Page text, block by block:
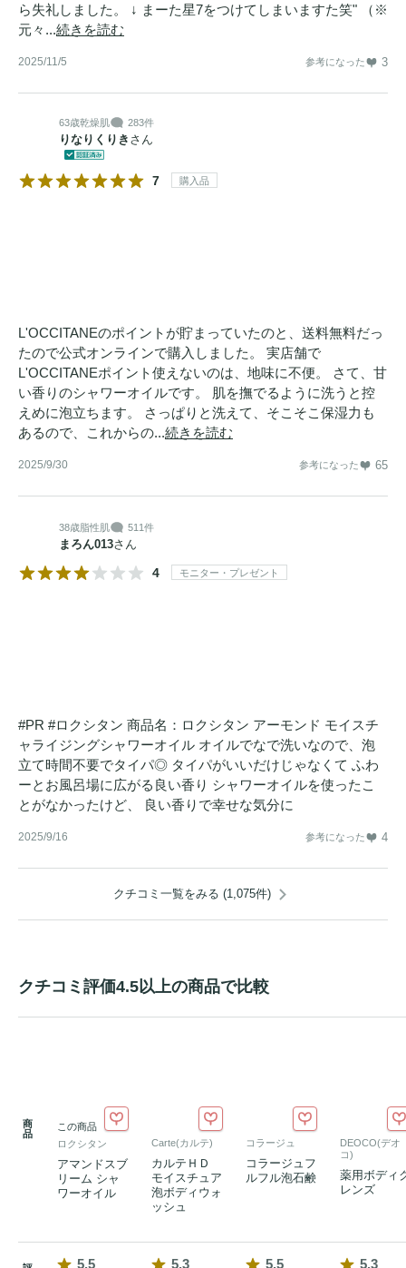
ら失礼しました。 ↓ まーた星7をつけてしまいますた笑" （※
元々...続きを読む
2025/11/5 参考になった 3
63歳乾燥肌 283件
りなりくりき さん
7 購入品
L'OCCITANEのポイントが貯まっていたのと、送料無料だっ
たので公式オンラインで購入しました。 実店舗で
L'OCCITANEポイント使えないのは、地味に不便。 さて、甘
い香りのシャワーオイルです。 肌を撫でるように洗うと控
えめに泡立ちます。 さっぱりと洗えて、そこそこ保湿力も
あるので、これからの...続きを読む
2025/9/30 参考になった 65
38歳脂性肌 511件
まろん013さん
4 モニター・プレゼント
#PR #ロクシタン 商品名：ロクシタン アーモンド モイスチ
ャライジングシャワーオイル オイルでなで洗いなので、泡
立て時間不要でタイパ◎ タイパがいいだけじゃなくて ふわ
ーとお風呂場に広がる良い香り シャワーオイルを使ったこ
とがなかったけど、 良い香りで幸せな気分に
2025/9/16 参考になった 4
クチコミ一覧をみる (1,075件)
クチコミ評価4.5以上の商品で比較
商
品
この商品
ロクシタン
アマンドスブ
リーム シャ
ワーオイル
Carte(カルテ)
カルテＨＤ
モイスチュア
泡ボディウォ
ッシュ
コラージュ
コラージュフ
ルフル泡石鹸
DEOCO(デオ
コ)
薬用ボディ
レンズ
5.5 5.3 5.5 5.3